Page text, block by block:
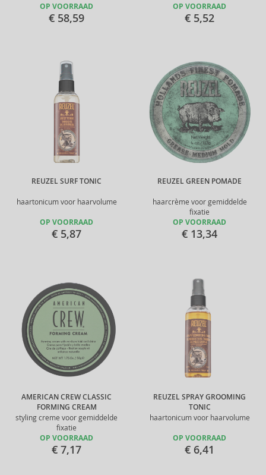
OP VOORRAAD
€ 58,59
OP VOORRAAD
€ 5,52
REUZEL SURF TONIC
haartonicum voor haarvolume
OP VOORRAAD
€ 5,87
REUZEL GREEN POMADE
haarcrème voor gemiddelde
fixatie
OP VOORRAAD
€ 13,34
AMERICAN CREW CLASSIC
FORMING CREAM
styling creme voor gemiddelde
fixatie
OP VOORRAAD
€ 7,17
REUZEL SPRAY GROOMING
TONIC
haartonicum voor haarvolume
OP VOORRAAD
€ 6,41